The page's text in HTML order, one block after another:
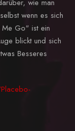
wie man
wenn es sich
Me Go" ist ein
blickt und sich
Besseres